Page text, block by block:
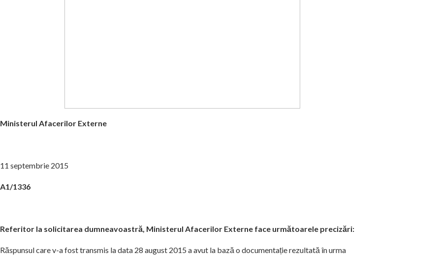
Ministerul Afacerilor Externe
11 septembrie 2015
A1/1336
Referitor la solicitarea dumneavoastră, Ministerul Afacerilor Externe face următoarele precizări:
Răspunsul care v-a fost transmis la data 28 august 2015 a avut la bază o documentație rezultată în urma